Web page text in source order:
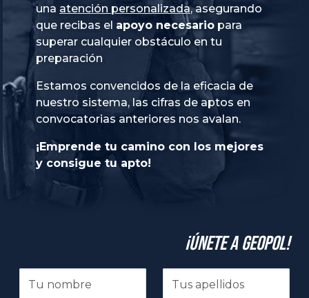
una atención personalizada, asegurando
que recibas el apoyo necesario para
superar cualquier obstáculo en tu
preparación
Estamos convencidos de la eficacia de
nuestro sistema, las cifras de aptos en
convocatorias anteriores nos avalan.
¡Emprende tu camino con los mejores
y consigue tu apto!
¡Únete a GeoPol!